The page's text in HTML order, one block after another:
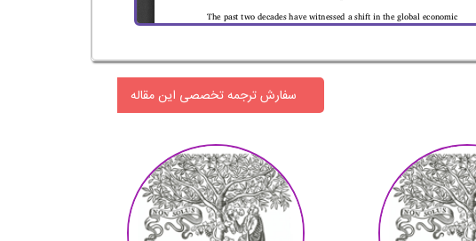
سفارش ترجمه تخصصی این مقاله